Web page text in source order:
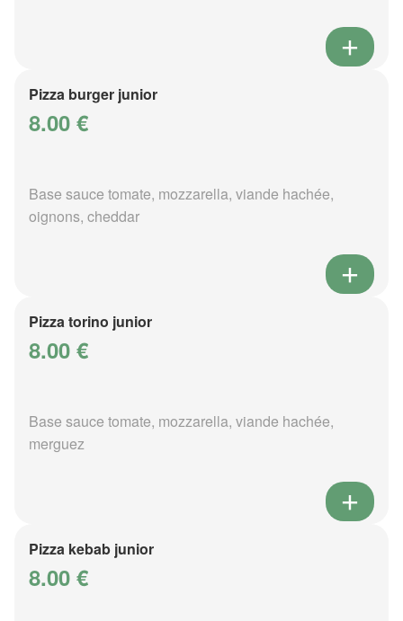
Pizza burger junior
8.00 €
Base sauce tomate, mozzarella, viande hachée,
oignons, cheddar
Pizza torino junior
8.00 €
Base sauce tomate, mozzarella, viande hachée,
merguez
Pizza kebab junior
8.00 €